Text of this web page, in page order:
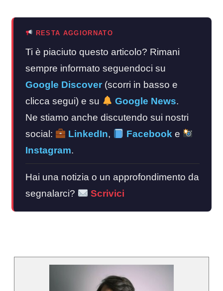
RESTA AGGIORNATO
Ti è piaciuto questo articolo? Rimani
sempre informato seguendoci su
Google Discover (scorri in basso e
clicca segui) e su
Google News.
Ne stiamo anche discutendo sui nostri
social:
LinkedIn, Facebook e
Instagram.
Hai una notizia o un approfondimento da
segnalarci?
Scrivici